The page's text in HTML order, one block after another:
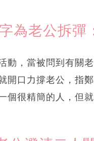
為老公拆彈
動，當被問到有關
開口力撐老公，指
個很精簡的人，但